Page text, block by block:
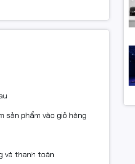
sản phẩm vào giỏ hàng
và thanh toán